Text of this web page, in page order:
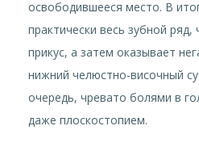
освободившееся место. В
практически весь зубной
прикус, а затем оказывает
нижний челюстно-височный
очередь, чревато болями в
даже плоскостопием.